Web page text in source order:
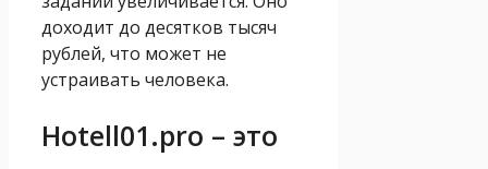
доходит до десятков тысяч
рублей, что может не
устраивать человека.
Hotell01.pro – это